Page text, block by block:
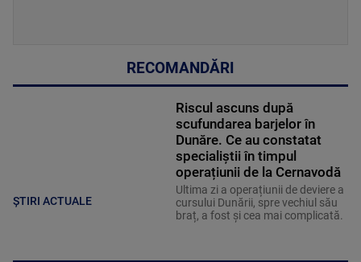
RECOMANDĂRI
ȘTIRI ACTUALE
Riscul ascuns după
scufundarea barjelor în
Dunăre. Ce au constatat
specialiștii în timpul
operațiunii de la Cernavodă
Ultima zi a operațiunii de deviere a
cursului Dunării, spre vechiul său
braț, a fost și cea mai complicată.